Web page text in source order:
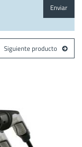
Enviar
Siguiente producto